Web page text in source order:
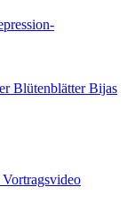
Blütenblätter Bijas